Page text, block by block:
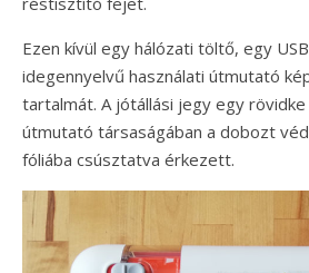
Ezen kívül egy hálózati töltő, egy
idegennyelvű használati útmutató
tartalmát. A jótállási jegy egy
útmutató társaságában a dobozt
fóliába csúsztatva érkezett.